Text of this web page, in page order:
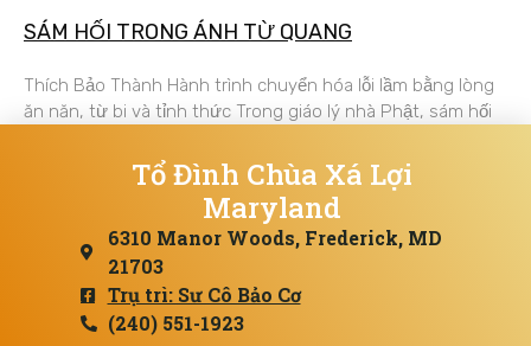
SÁM HỐI TRONG ÁNH TỪ QUANG
Thích Bảo Thành Hành trình chuyển hóa lỗi lầm bằng lòng
ăn năn, từ bi và tỉnh thức Trong giáo lý nhà Phật, sám hối
Tổ Đình Chùa Xá Lợi
Maryland
6310 Manor Woods, Frederick, MD
21703
Trụ trì: Sư Cô Bảo Cơ
(240) 551-1923